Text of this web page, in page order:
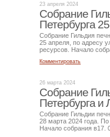
23 апреля 2024
Собрание
Петербурга
Собрание Гильдия
25 апреля, по адресу
ресурсов. Начало
Комментировать
26 марта 2024
Собрание
Петербурга и
Собрание Гильдии
28 марта 2024 года.
Начало собрания в17.